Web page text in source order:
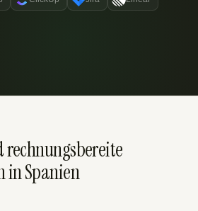
in Spanien